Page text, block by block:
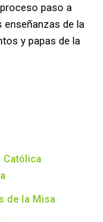
paso a
enseñanzas de la
y papas de la
Católica
de la Misa